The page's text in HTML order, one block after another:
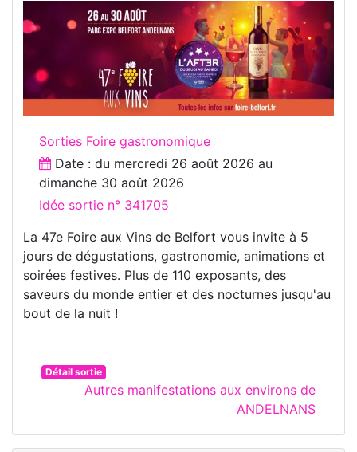
Sorties Foire gastronomique
Date : du mercredi 26 août 2026 au
dimanche 30 août 2026
Idée sortie n° 341705
La 47e Foire aux Vins de Belfort vous invite à 5
jours de dégustations, gastronomie, animations et
soirées festives. Plus de 110 exposants, des
saveurs du monde entier et des nocturnes jusqu'au
bout de la nuit !
Détail sortie
Autres manifestations aux environs de
ANDELNANS